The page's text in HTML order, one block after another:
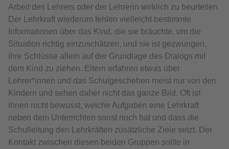
Arbeit des Lehrers oder der Lehrerin wirklich zu beurteilen.
Der Lehrkraft wiederum fehlen vielleicht bestimmte
Informationen über das Kind, die sie bräuchte, um die
Situation richtig einzuschätzen, und sie ist gezwungen,
ihre Schlüsse allein auf der Grundlage des Dialogs mit
dem Kind zu ziehen. Eltern erfahren etwas über
Lehrer*innen und das Schulgeschehen meist nur von den
Kindern und sehen daher nicht das ganze Bild. Oft ist
ihnen nicht bewusst, welche Aufgaben eine Lehrkraft
neben dem Unterrichten sonst noch hat und dass die
Schulleitung den Lehrkräften zusätzliche Ziele setzt. Der
Kontakt zwischen diesen beiden Gruppen sollte in